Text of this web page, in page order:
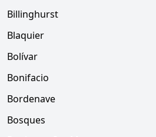
Billinghurst
Blaquier
Bolívar
Bonifacio
Bordenave
Bosques